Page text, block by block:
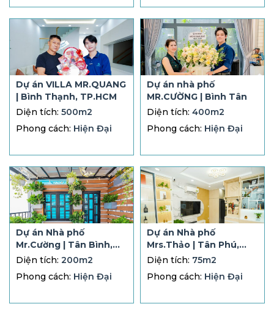
Dự án VILLA MR.QUANG
| Bình Thạnh, TP.HCM
Diện tích: 500m2
Phong cách: Hiện Đại
Dự án nhà phố
MR.CƯỜNG | Bình Tân
Diện tích: 400m2
Phong cách: Hiện Đại
Dự án Nhà phố
Mr.Cường | Tân Bình,
TP.HCM
Diện tích: 200m2
Phong cách: Hiện Đại
Dự án Nhà phố
Mrs.Thảo | Tân Phú,
TP.HCM
Diện tích: 75m2
Phong cách: Hiện Đại